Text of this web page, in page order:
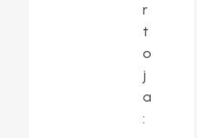
r
t
o
j
a
: